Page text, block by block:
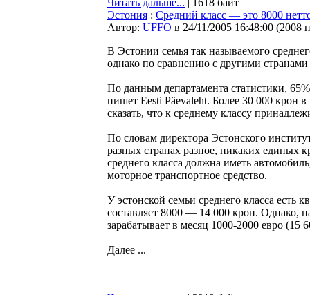
Читать дальше... | 1618 байт
Эстония : Средний класс — это 8000
Автор: UFFO в 24/11/2005 16:48:00 (2008
В Эстонии семья так называемого
однако по сравнению с другими
По данным департамента статистики,
пишет Eesti Päevaleht. Более 30 000 крон
сказать, что к среднему классу
По словам директора Эстонского
разных странах разное, никаких единых
среднего класса должна иметь
моторное транспортное средство.
У эстонской семьи среднего класса есть
составляет 8000 — 14 000 крон. Однако,
зарабатывает в месяц 1000-2000 евро
Далее ...